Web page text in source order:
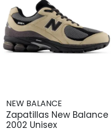
NEW BALANCE
Zapatillas New Balance
2002 Unisex